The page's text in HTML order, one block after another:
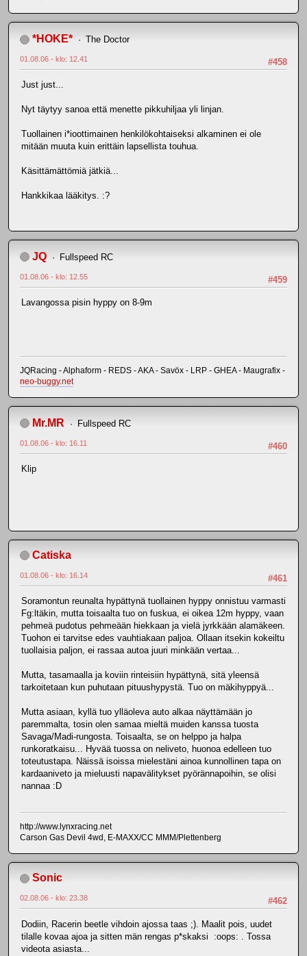
*HOKE* The Doctor
#458
01.08.06 - klo: 12.41
Just just...
Nyt täytyy sanoa että menette pikkuhiljaa yli linjan.
Tuollainen i*ioottimainen henkilökohtaiseksi alkaminen ei ole
mitään muuta kuin erittäin lapsellista touhua.
Käsittämättömiä jätkiä...
Hankkikaa lääkitys. :?
JQ Fullspeed RC
#459
01.08.06 - klo: 12.55
Lavangossa pisin hyppy on 8-9m
JQRacing - Alphaform - REDS - AKA - Savöx - LRP - GHEA - Maugrafix -
neo-buggy.net
Mr.MR Fullspeed RC
#460
01.08.06 - klo: 16.11
Klip
Catiska
#461
01.08.06 - klo: 16.14
Soramontun reunalta hypättynä tuollainen hyppy onnistuu varmasti
Fg:ltäkin, mutta toisaalta tuo on fuskua, ei oikea 12m hyppy, vaan
pehmeä pudotus pehmeään hiekkaan ja vielä jyrkkään alamäkeen.
Tuohon ei tarvitse edes vauhtiakaan paljoa. Ollaan itsekin kokeiltu
tuollaisia paljon, ei rassaa autoa juuri minkään vertaa...
Mutta, tasamaalla ja koviin rinteisiin hypättynä, sitä yleensä
tarkoitetaan kun puhutaan pituushypystä. Tuo on mäkihyppyä...
Mutta asiaan, kyllä tuo ylläoleva auto alkaa näyttämään jo
paremmalta, tosin olen samaa mieltä muiden kanssa tuosta
Savaga/Madi-rungosta. Toisaalta, se on helppo ja halpa
runkoratkaisu... Hyvää tuossa on neliveto, huonoa edelleen tuo
toteutustapa. Näissä isoissa mielestäni ainoa kunnollinen tapa on
kardaaniveto ja mieluusti napavälitykset pyörännapoihin, se olisi
nannaa :D
http://www.lynxracing.net
Carson Gas Devil 4wd, E-MAXX/CC MMM/Plettenberg
Sonic
#462
02.08.06 - klo: 23.38
Dodiin, Racerin beetle vihdoin ajossa taas ;). Maalit pois, uudet
tilalle kovaa ajoa ja sitten män rengas p*skaksi :oops: . Tossa
videota asiasta...